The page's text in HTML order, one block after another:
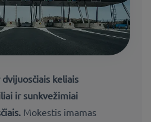
keliais
ir sunkvežimiai
. Mokestis imamas